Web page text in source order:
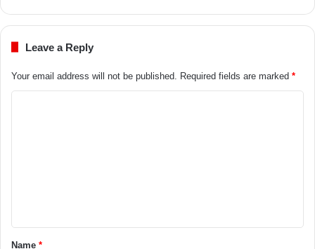
Leave a Reply
Your email address will not be published. Required fields are marked *
Name *